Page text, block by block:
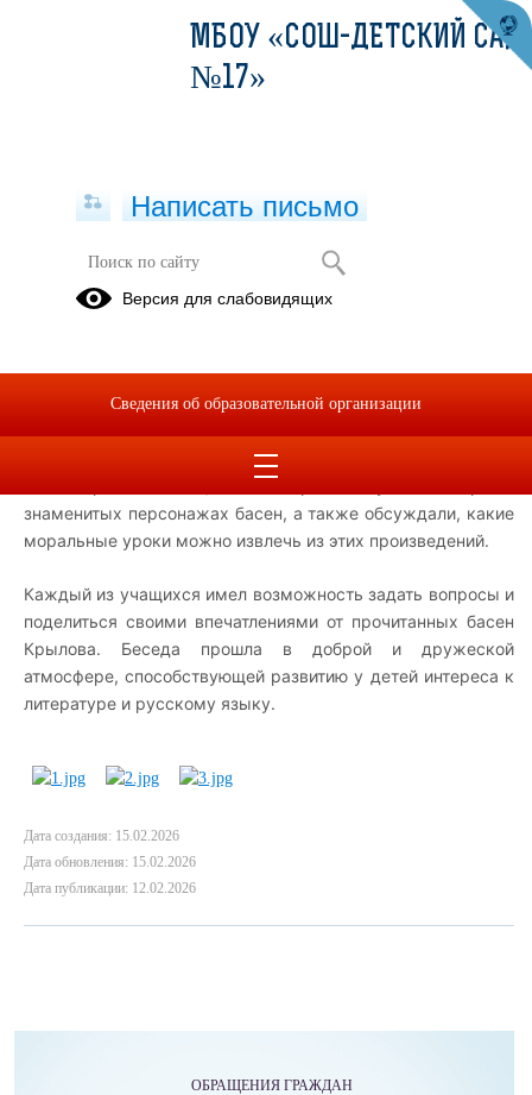
Беседа о И.А. Крылове в школьной
библиотеке
На мероприятии Жанна Александровна рассказала о
отражали нравственные ценности и жизненные уроки
знаменитых персонажах басен, а также обсуждали, какие
моральные уроки можно извлечь из этих произведений.
Каждый из учащихся имел возможность задать вопросы и
поделиться своими впечатлениями от прочитанных басен
Крылова. Беседа прошла в доброй и дружеской
атмосфере, способствующей развитию у детей интереса к
литературе и русскому языку.
Дата создания: 15.02.2026
Дата обновления: 15.02.2026
Дата публикации: 12.02.2026
ОБРАЩЕНИЯ ГРАЖДАН
МБОУ «СОШ-ДЕТСКИЙ САД
№17»
Написать письмо
Версия для слабовидящих
Сведения об образовательной организации